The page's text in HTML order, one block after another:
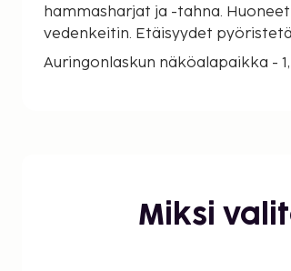
hammasharjat ja -tahna.
vedenkeitin. Etäisyydet
Auringonlaskun näköalapaikka -
Nipahin ranta - 9,5 km / 5,9 mi
Miksi